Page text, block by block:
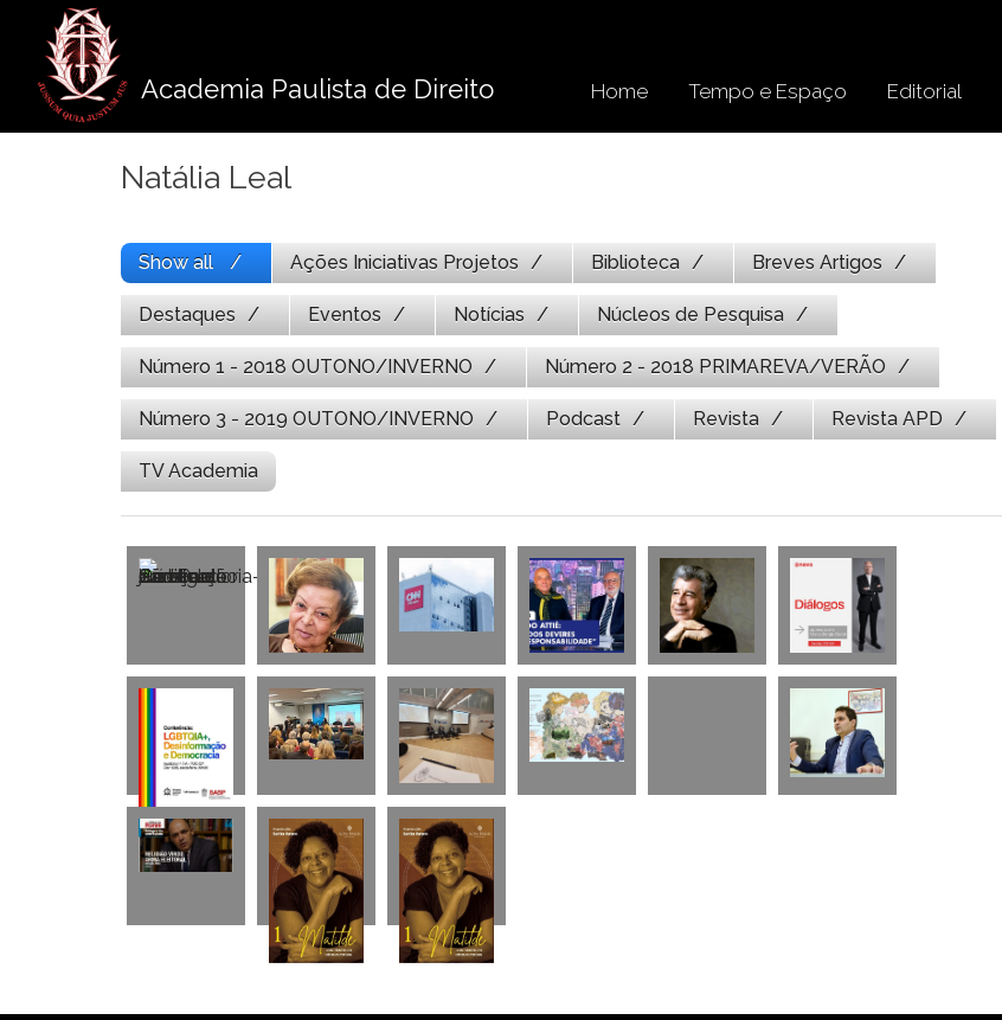
conteúdo
Academia Paulista de Direito Home Tempo e Espaço Editorial
Natália Leal
Show all Ações Iniciativas Projetos Biblioteca Breves Artigos
Destaques Eventos Notícias Núcleos de Pesquisa
Número 1 - 2018 OUTONO/INVERNO Número 2 - 2018 PRIMAREVA/VERÃO
Número 3 - 2019 OUTONO/INVERNO Podcast Revista Revista APD
TV Academia